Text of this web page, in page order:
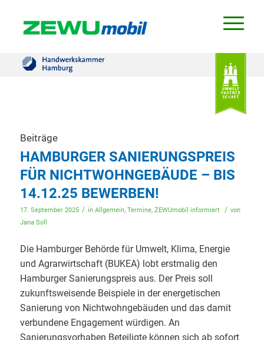
Beiträge
HAMBURGER SANIERUNGSPREIS
FÜR NICHTWOHNGEBÄUDE – BIS
14.12.25 BEWERBEN!
17. September 2025 / in Allgemein, Termine, ZEWUmobil informiert / von
Jana Soll
Die Hamburger Behörde für Umwelt, Klima, Energie
und Agrarwirtschaft (BUKEA) lobt erstmalig den
Hamburger Sanierungspreis aus. Der Preis soll
zukunftsweisende Beispiele in der energetischen
Sanierung von Nichtwohngebäuden und das damit
verbundene Engagement würdigen. An
Sanierungsvorhaben Beteiligte können sich ab sofort